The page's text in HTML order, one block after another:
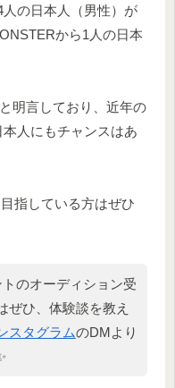
の日本人（男性）が
から1人の日本
明言しており、近年の
人にもチャンスはあ
指している方はぜひ
のオーディション受
ぜひ、体験談を教え
スタグラムのDMより